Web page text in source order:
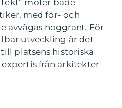
möter både
med för- och
avvägas noggrant. För
utveckling är det
platsens historiska
från arkitekter